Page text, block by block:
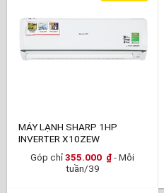
MÁY LẠNH SHARP 1HP
INVERTER X10ZEW
Góp chỉ355.000 ₫ - Mỗi
tuần/39